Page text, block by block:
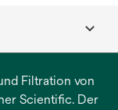
Filtration von
Scientific. Der